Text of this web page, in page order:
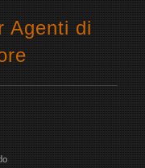
Agenti di